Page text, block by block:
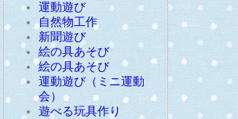
運動遊び
自然物工作
新聞遊び
絵の具あそび
絵の具あそび
運動遊び（ミニ運動
会）
遊べる玩具作り